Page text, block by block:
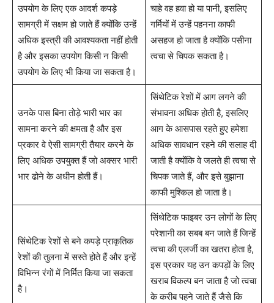
उपयोग के लिए एक आदर्श कपड़े
सामग्री में सक्षम हो जाते हैं क्योंकि उन्हें
अधिक इस्त्री की आवश्यकता नहीं होती
है और इसका उपयोग किसी न किसी
उपयोग के लिए भी किया जा सकता है।
चाहे वह हवा हो या पानी, इसलिए
गर्मियों में उन्हें पहनना काफी
असहज हो जाता है क्योंकि पसीना
त्वचा से चिपक सकता है।
उनके पास बिना तोड़े भारी भार का
सामना करने की क्षमता है और इस
प्रकार वे ऐसी सामग्री तैयार करने के
लिए अधिक उपयुक्त हैं जो अक्सर भारी
भार ढोने के अधीन होती हैं।
सिंथेटिक रेशों में आग लगने की
संभावना अधिक होती है, इसलिए
आग के आसपास रहते हुए हमेशा
अधिक सावधान रहने की सलाह दी
जाती है क्योंकि वे जलते ही त्वचा से
चिपक जाते हैं, और इसे बुझाना
काफी मुश्किल हो जाता है।
सिंथेटिक रेशों से बने कपड़े प्राकृतिक
रेशों की तुलना में सस्ते होते हैं और इन्हें
विभिन्न रंगों में निर्मित किया जा सकता
है।
सिंथेटिक फाइबर उन लोगों के लिए
परेशानी का सबब बन जाते हैं जिन्हें
त्वचा की एलर्जी का खतरा होता है,
इस प्रकार यह उन कपड़ों के लिए
खराब विकल्प बन जाता है जो त्वचा
के करीब पहने जाते हैं जैसे कि